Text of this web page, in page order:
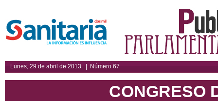
Lunes, 29 de abril de 2013 | Número 67
CONGRESO